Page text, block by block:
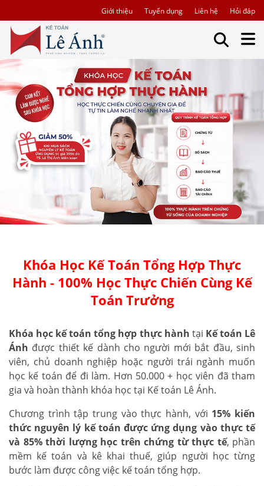
Giới thiệu Tuyển dụng Liên hệ Hỏi đáp
Khóa Học Kế Toán Tổng Hợp Thực
Hành - 100% Học Thực Chiến Cùng Kế
Toán Trưởng
Khóa học kế toán tổng hợp thực hành tại Kế toán Lê
Ánh được thiết kế dành cho người mới bắt đầu, sinh
viên, chủ doanh nghiệp hoặc người trái ngành muốn
học kế toán để đi làm. Hơn 50.000 + học viên đã tham
gia và hoàn thành khóa học tại Kế toán Lê Ánh.
Chương trình tập trung vào thực hành, với 15% kiến
thức nguyên lý kế toán được ứng dụng vào thực tế
và 85% thời lượng học trên chứng từ thực tế, phần
mềm kế toán và kê khai thuế, giúp người học từng
bước làm được công việc kế toán tổng hợp.